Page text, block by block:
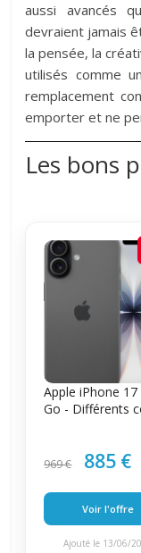
aussi avancés
devraient jamais
la pensée, la
utilisés comme
remplacement
emporter et ne
Les bons
Apple iPhone 17
Go - Différents
969 € 885 €
Voir l'offre
Ajouté le 13/06/